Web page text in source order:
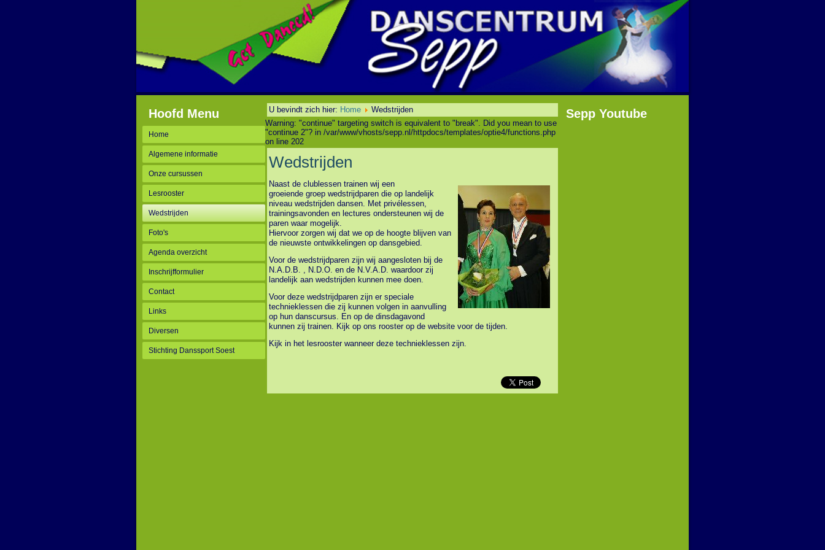
Hoofd Menu
Home
Algemene informatie
Onze cursussen
Lesrooster
Wedstrijden
Foto's
Agenda overzicht
Inschrijfformulier
Contact
Links
Diversen
Stichting Danssport Soest
U bevindt zich hier: Home
Wedstrijden
Warning: "continue" targeting switch is equivalent to "break". Did you mean to use
"continue 2"? in /var/www/vhosts/sepp.nl/httpdocs/templates/optie4/functions.php
on line 202
Wedstrijden
Naast de clublessen trainen wij een
groeiende groep wedstrijdparen die op landelijk
niveau wedstrijden dansen. Met privélessen,
trainingsavonden en lectures ondersteunen wij de
paren waar mogelijk.
Hiervoor zorgen wij dat we op de hoogte blijven van
de nieuwste ontwikkelingen op dansgebied.
Voor de wedstrijdparen zijn wij aangesloten bij de
N.A.D.B. , N.D.O. en de N.V.A.D. waardoor zij
landelijk aan wedstrijden kunnen mee doen.
Voor deze wedstrijdparen zijn er speciale
technieklessen die zij kunnen volgen in aanvulling
op hun danscursus. En op de dinsdagavond
kunnen zij trainen. Kijk op ons rooster op de website voor de tijden.
Kijk in het lesrooster wanneer deze technieklessen zijn.
Sepp Youtube